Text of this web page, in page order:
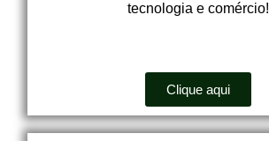
tecnologia e comércio!
Clique aqui